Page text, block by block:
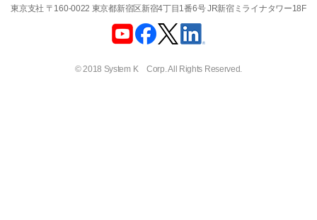
東京支社 〒160-0022 東京都新宿区新宿4丁目1番6号 JR新宿ミライナタワー18F
© 2018 System K Corp. All Rights Reserved.